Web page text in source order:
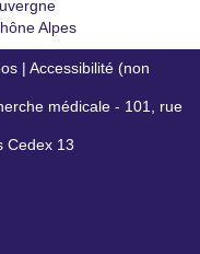
Alpes
| Accessibilité (non
médicale - 101, rue
Cedex 13